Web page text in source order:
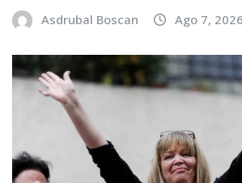
Asdrubal Boscan Ago 7, 2026